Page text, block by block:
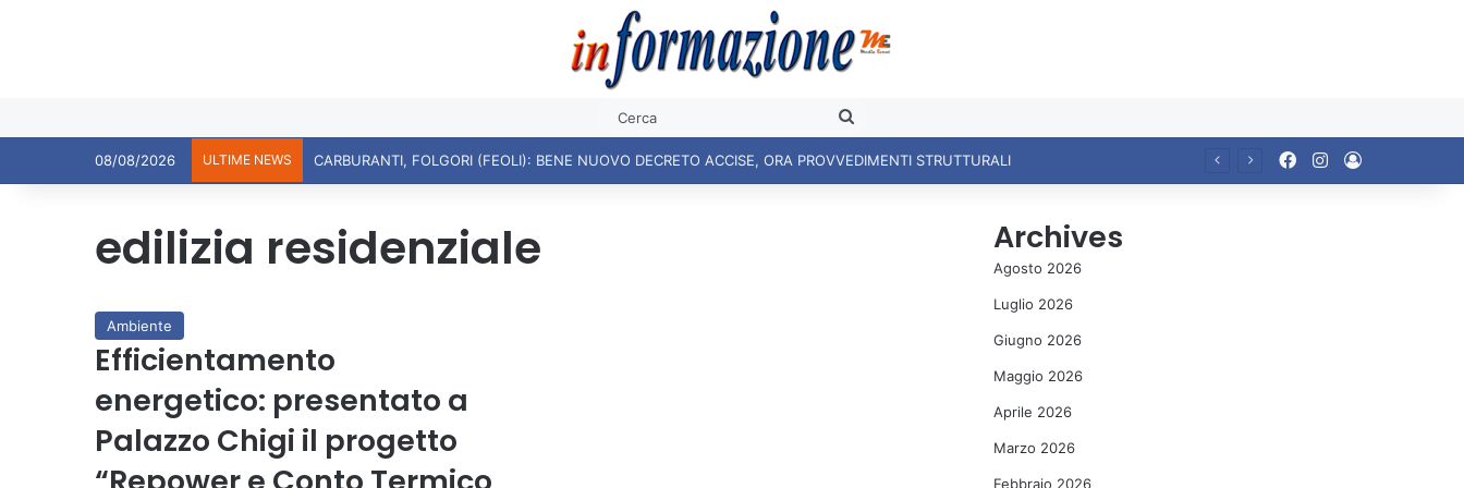
08/08/2026 ULTIME NEWS CARBURANTI, FOLGORI (FEOLI): BENE NUOVO DECRETO ACCISE, ORA PROVVEDIMENTI STRUTTURALI FacebookInstagram
edilizia residenziale
Ambiente
Efficientamento
energetico: presentato a
Palazzo Chigi il progetto
Archives
Agosto 2026
Luglio 2026
Giugno 2026
Maggio 2026
Aprile 2026
Marzo 2026
Febbraio 2026